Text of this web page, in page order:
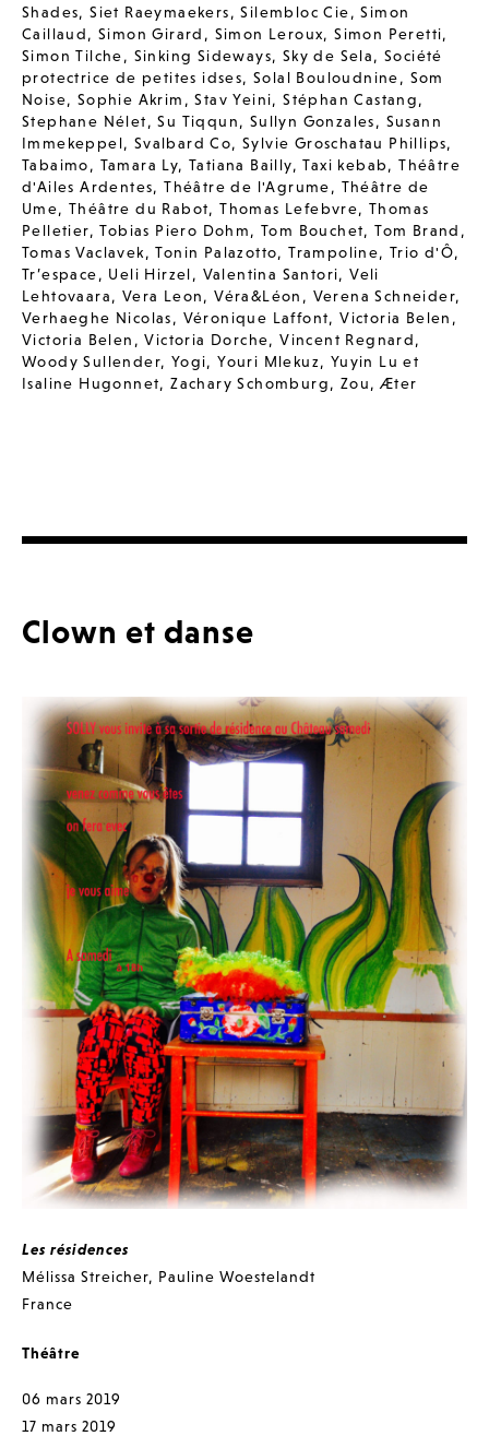
Shades,Siet Raeymaekers,Silembloc Cie,Simon
Caillaud,Simon Girard , Simon Leroux,Simon Peretti,
Simon Tilche, Sinking Sideways, Sky de Sela,Société
protectrice de petites idses,Solal Bouloudnine, Som
Noise, Sophie Akrim ,Stav Yeini,Stéphan Castang,
Stephane Nélet,Su Tiqqun, Sullyn Gonzales, Susann
Immekeppel, Svalbard Co,Sylvie Groschatau Phillips,
Tabaimo, Tamara Ly,Tatiana Bailly,Taxi kebab,Théâtre
d'Ailes Ardentes,Théâtre de l'Agrume, Théâtre de
Ume,Théâtre du Rabot,Thomas Lefebvre,Thomas
Pelletier,Tobias Piero Dohm,Tom Bouchet,Tom Brand ,
Tomas Vaclavek,Tonin Palazotto,Trampoline,Trio d'Ô,
Tr’espace, Ueli Hirzel, Valentina Santori,Veli
Lehtovaara, Vera Leon,Véra&Léon , Verena Schneider,
Verhaeghe Nicolas, Véronique Laffont,Victoria Belen ,
Victoria Belen ,Victoria Dorche,Vincent Regnard,
Woody Sullender, Yogi,Youri Mlekuz, Yuyin Lu et
Isaline Hugonnet,Zachary Schomburg, Zou, Æter
Clown et danse
Les résidences
Mélissa Streicher, Pauline Woestelandt
France
Théâtre
06 mars 2019
17 mars 2019